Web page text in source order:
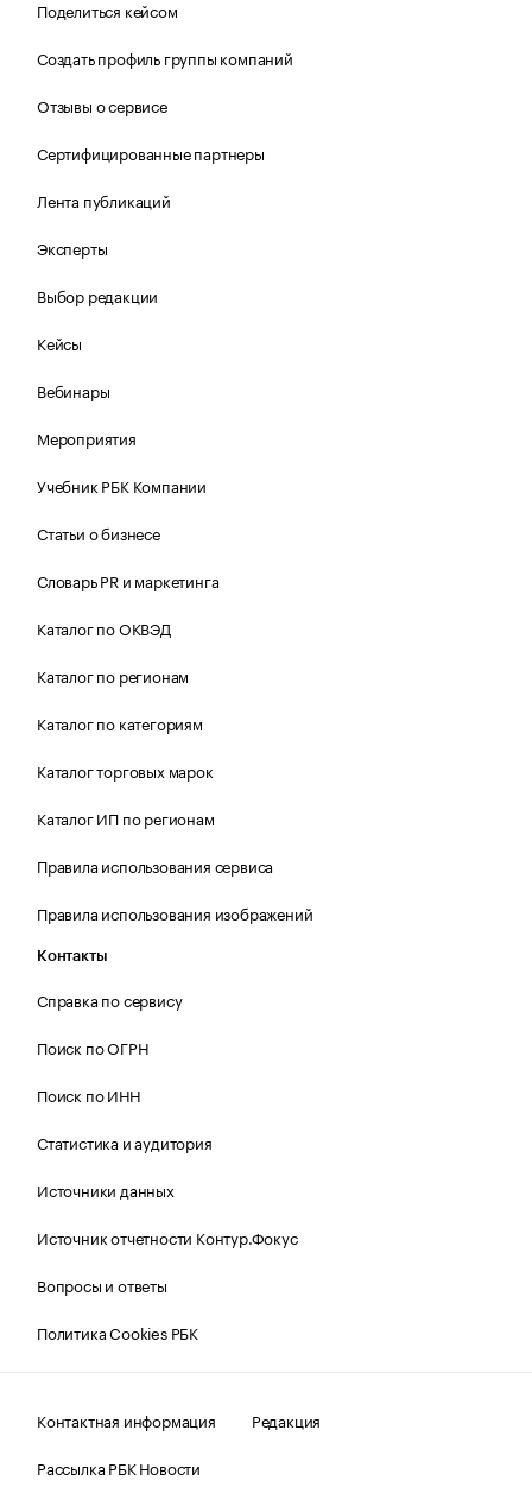
Поделиться кейсом
Создать профиль группы компаний
Отзывы о сервисе
Сертифицированные партнеры
Лента публикаций
Эксперты
Выбор редакции
Кейсы
Вебинары
Мероприятия
Учебник РБК Компании
Статьи о бизнесе
Словарь PR и маркетинга
Каталог по ОКВЭД
Каталог по регионам
Каталог по категориям
Каталог торговых марок
Каталог ИП по регионам
Правила использования сервиса
Правила использования изображений
Контакты
Справка по сервису
Поиск по ОГРН
Поиск по ИНН
Статистика и аудитория
Источники данных
Источник отчетности Контур.Фокус
Вопросы и ответы
Политика Cookies РБК
Контактная информация
Редакция
Рассылка РБК Новости